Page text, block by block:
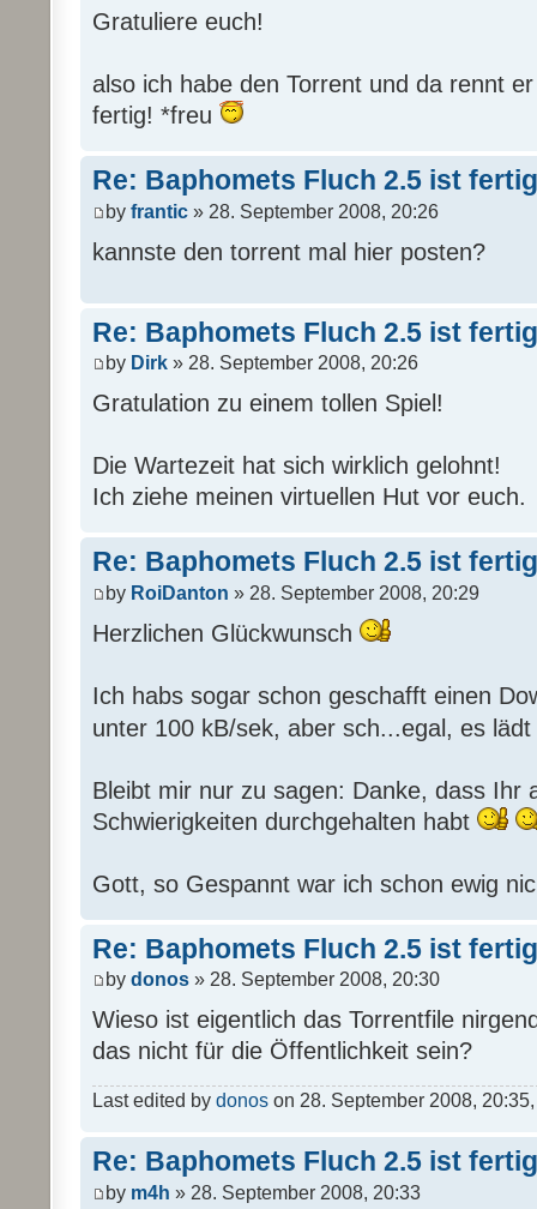
Gratuliere euch!
also ich habe den Torrent und da rennt
fertig! *freu
Re: Baphomets Fluch 2.5 ist fertig
by frantic » 28. September 2008, 20:26
kannste den torrent mal hier posten?
Re: Baphomets Fluch 2.5 ist fertig
by Dirk » 28. September 2008, 20:26
Gratulation zu einem tollen Spiel!
Die Wartezeit hat sich wirklich gelohnt!
Ich ziehe meinen virtuellen Hut vor euch.
Re: Baphomets Fluch 2.5 ist fertig
by RoiDanton » 28. September 2008, 20:29
Herzlichen Glückwunsch
Ich habs sogar schon geschafft einen
unter 100 kB/sek, aber sch...egal, es lädt
Bleibt mir nur zu sagen: Danke, dass Ihr
Schwierigkeiten durchgehalten habt
Gott, so Gespannt war ich schon ewig
Re: Baphomets Fluch 2.5 ist fertig
by donos » 28. September 2008, 20:30
Wieso ist eigentlich das Torrentfile
das nicht für die Öffentlichkeit sein?
Last edited by donos on 28. September 2008,
Re: Baphomets Fluch 2.5 ist fertig
by m4h » 28. September 2008, 20:33